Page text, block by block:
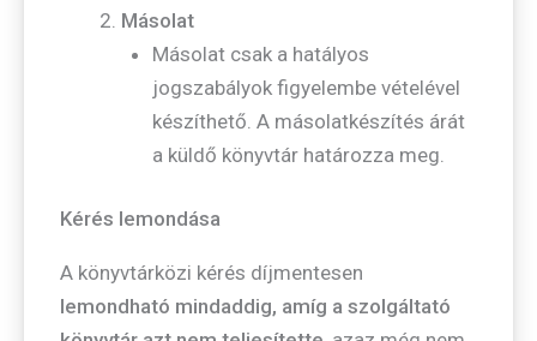
Másolat
Másolat csak a hatályos
jogszabályok figyelembe vételével
készíthető. A másolatkészítés árát
a küldő könyvtár határozza meg.
Kérés lemondása
A könyvtárközi kérés díjmentesen
lemondható mindaddig, amíg a szolgáltató